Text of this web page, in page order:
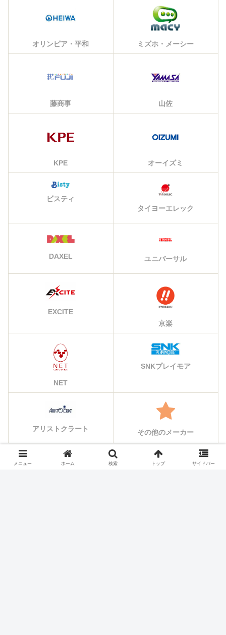
オリンピア・平和 ミズホ・メーシー
藤商事 山佐
KPE オーイズミ
ビスティ
タイヨーエレック
DAXEL ユニバーサル
EXCITE
京楽
NET
SNKプレイモア
アリストクラート その他のメーカー
メニュー ホーム 検索 トップ サイドバー